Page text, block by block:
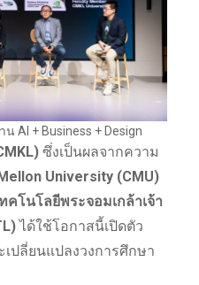
AI + Business + Design
ซึ่งเป็นผลจากความ
University (CMU)
คโนโลยีพระจอมเกล้าเจ้า
ได้ใช้โอกาสนี้เปิดตัว
ปลี่ยนแปลงวงการศึกษา